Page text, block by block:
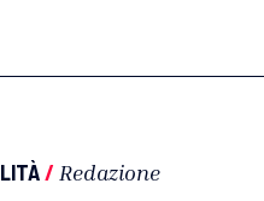
/ Redazione